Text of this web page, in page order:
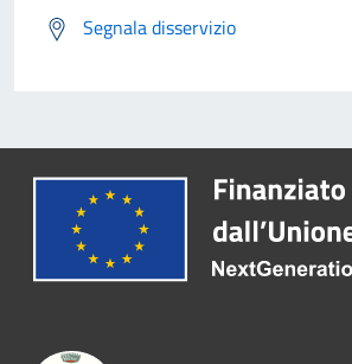
Segnala disservizio